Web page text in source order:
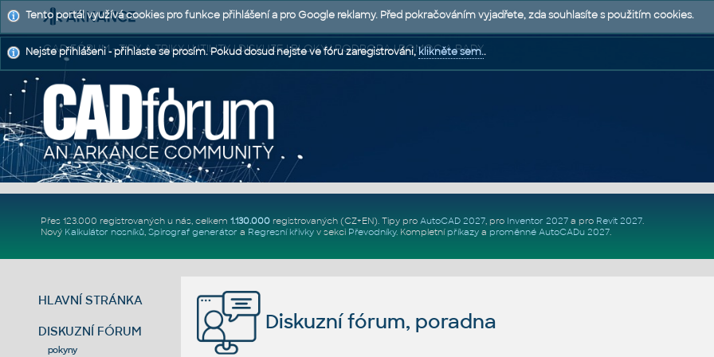
CAD FÓRUM - TIPY A TRIKY | UTILITY | DISKUZE | BLOKY | PODPORA | POMOC A RADY
Přes 123.000 registrovaných u nás, celkem 1.130.000registrovaných (CZ+EN). Tipy pro AutoCAD 2027, pro Inventor 2027a pro Revit 2027.
Nový Kalkulátor nosníků, Spirograf generátor a Regresní křivkyv sekci Převodníky. Kompletní příkazya proměnné AutoCADu 2027.
HLAVNÍ STRÁNKA
DISKUZNÍ FÓRUM
pokyny
Diskuzní fórum, poradna
Tento portál využívá cookies pro funkce přihlášení a pro Google reklamy. Před pokračováním vyjadřete, zda souhlasíte s použitím cookies.
Nejste přihlášeni - přihlaste se prosím. Pokud dosud nejste ve fóru zaregistrováni,klikněte sem..